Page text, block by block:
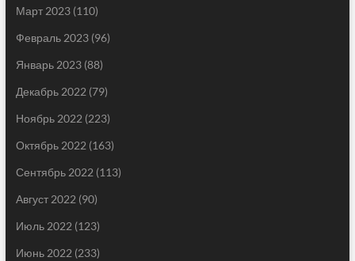
Март 2023(110)
Февраль 2023(96)
Январь 2023(88)
Декабрь 2022 (79)
Ноябрь 2022 (223)
Октябрь 2022 (163)
Сентябрь 2022 (113)
Август 2022 (90)
Июль 2022 (123)
Июнь 2022 (233)